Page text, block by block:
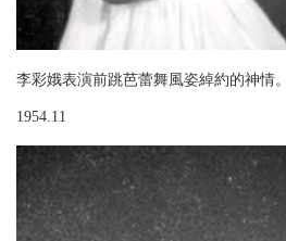
李彩娥表演前跳芭蕾舞風姿綽約的神情
1954.11